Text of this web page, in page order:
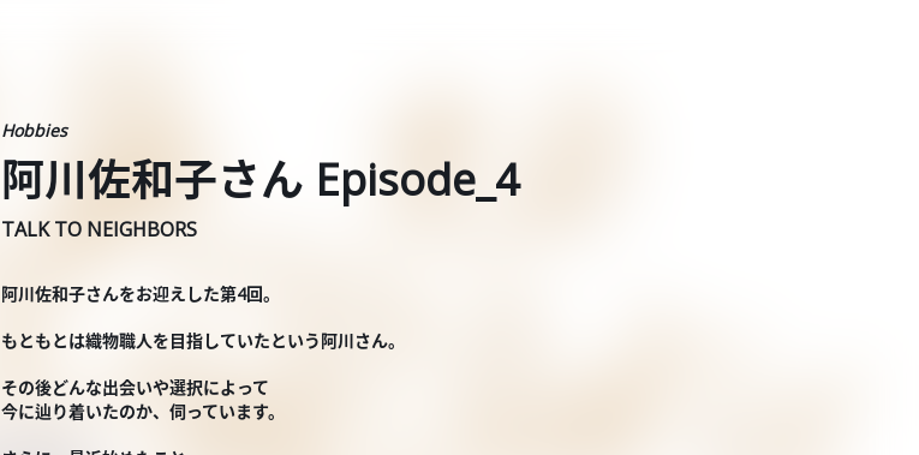
Hobbies
阿川佐和子さん Episode_4
TALK TO NEIGHBORS
阿川佐和子さんをお迎えした第4回。
もともとは織物職人を目指していたという阿川さん。
その後どんな出会いや選択によって
今に辿り着いたのか、伺っています。